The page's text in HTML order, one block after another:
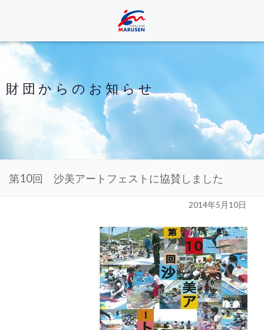
財団からのお知らせ
第10回 沙美アートフェストに協賛しました
2014年5月10日